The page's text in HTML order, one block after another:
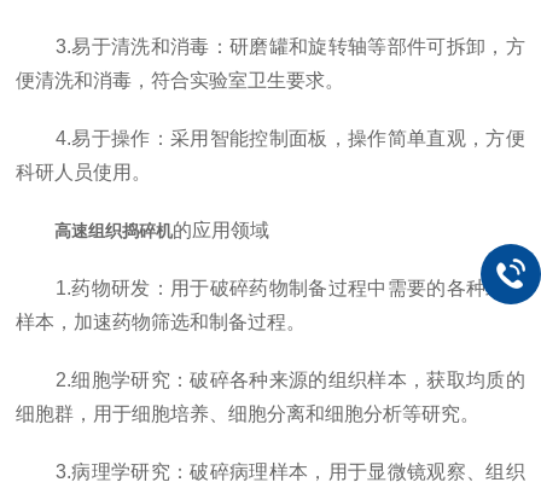
3.易于清洗和消毒：研磨罐和旋转轴等部件可拆卸，方
便清洗和消毒，符合实验室卫生要求。
4.易于操作：采用智能控制面板，操作简单直观，方便
科研人员使用。
高速组织捣碎机的应用领域
1.药物研发：用于破碎药物制备过程中需要的各种组织
样本，加速药物筛选和制备过程。
2.细胞学研究：破碎各种来源的组织样本，获取均质的
细胞群，用于细胞培养、细胞分离和细胞分析等研究。
3.病理学研究：破碎病理样本，用于显微镜观察、组织